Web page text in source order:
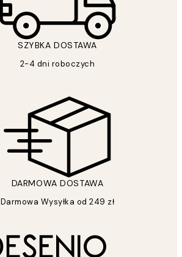
SZYBKA DOSTAWA
2-4 dni roboczych
DARMOWA DOSTAWA
Darmowa Wysyłka od 249 zł